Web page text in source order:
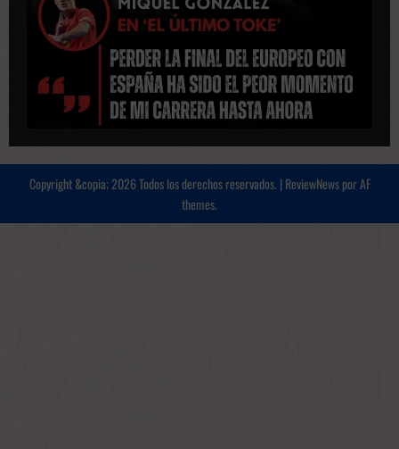
Copyright &copia; 2026 Todos los derechos reservados. |ReviewNewspor AF
themes.